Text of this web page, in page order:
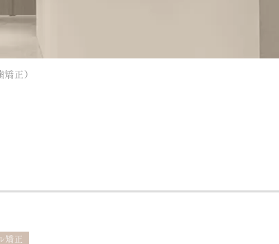
ィング
正）
矯正